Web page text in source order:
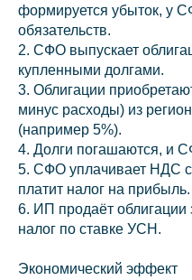
формируется убыток, у
обязательств.
2. СФО выпускает
купленными долгами.
3. Облигации
минус расходы) из
(например 5%).
4. Долги погашаются, и
5. СФО уплачивает НДС
платит налог на прибыль.
6. ИП продаёт облигации
налог по ставке УСН.
Экономический эффект